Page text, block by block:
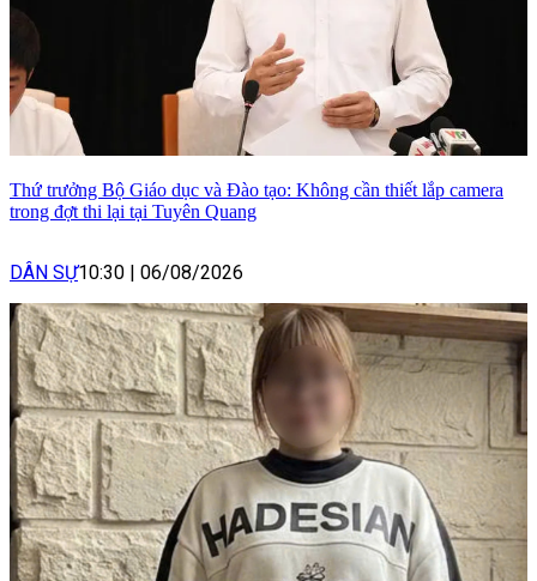
Thứ trưởng Bộ Giáo dục và Đào tạo: Không cần thiết lắp camera
trong đợt thi lại tại Tuyên Quang
DÂN SỰ10:30 06/08/2026